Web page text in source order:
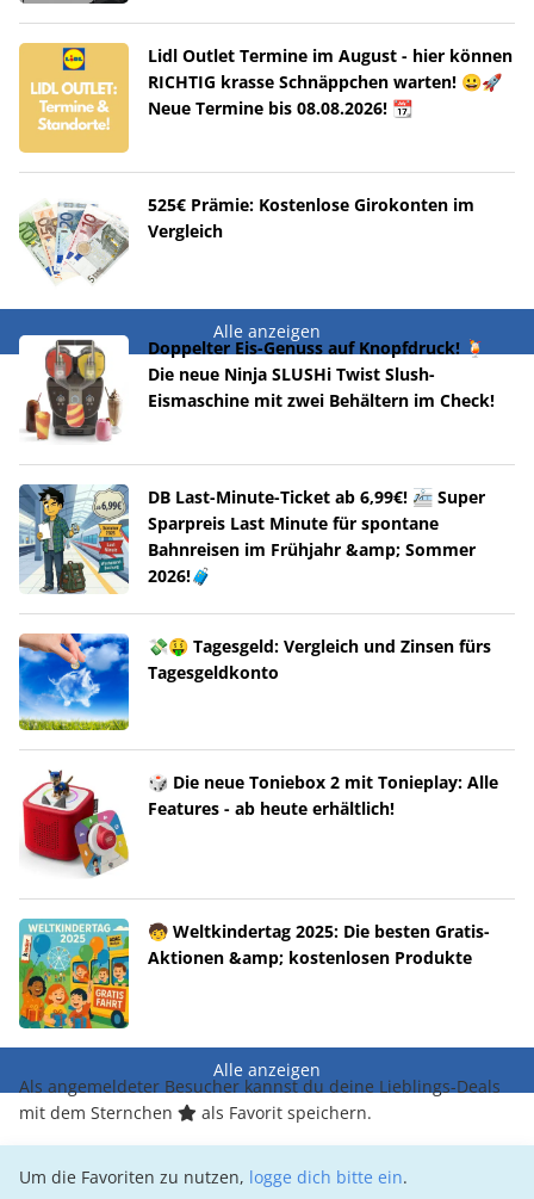
Lidl Outlet Termine im August - hier können
RICHTIG krasse Schnäppchen warten! 😀🚀
Neue Termine bis 08.08.2026! 📆
525€ Prämie: Kostenlose Girokonten im
Vergleich
Alle anzeigen
Doppelter Eis-Genuss auf Knopfdruck! 🍹
Die neue Ninja SLUSHi Twist Slush-
Eismaschine mit zwei Behältern im Check!
DB Last-Minute-Ticket ab 6,99€! 🚈 Super
Sparpreis Last Minute für spontane
Bahnreisen im Frühjahr &amp; Sommer
2026!🧳
💸🤑 Tagesgeld: Vergleich und Zinsen fürs
Tagesgeldkonto
🎲 Die neue Toniebox 2 mit Tonieplay: Alle
Features - ab heute erhältlich!
🧒 Weltkindertag 2025: Die besten Gratis-
Aktionen &amp; kostenlosen Produkte
Alle anzeigen
Als angemeldeter Besucher kannst du deine Lieblings-Deals
mit dem Sternchen
als Favorit speichern.
Um die Favoriten zu nutzen, logge dich bitte ein.